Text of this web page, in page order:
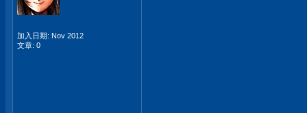
加入日期: Nov 2012
文章: 0